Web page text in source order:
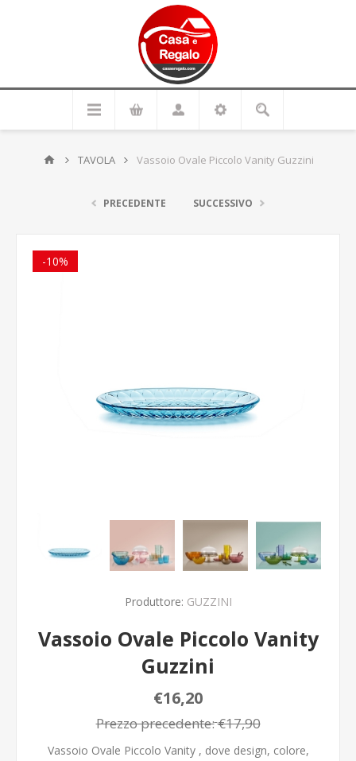
TAVOLA Vassoio Ovale Piccolo Vanity Guzzini
PRECEDENTE SUCCESSIVO
-10%
Produttore: GUZZINI
Vassoio Ovale Piccolo Vanity
Guzzini
€16,20
Prezzo precedente:€17,90
Vassoio Ovale Piccolo Vanity , dove design, colore,